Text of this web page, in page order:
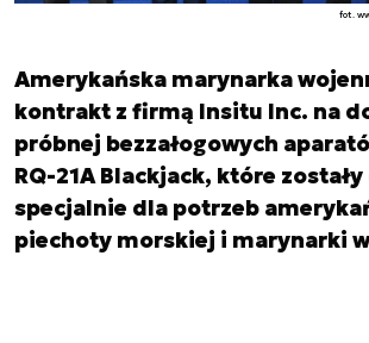
fot.
Amerykańska marynarka
kontrakt z firmą Insitu Inc. na
próbnej bezzałogowych
RQ-21A Blackjack, które
specjalnie dla potrzeb
piechoty morskiej i marynarki